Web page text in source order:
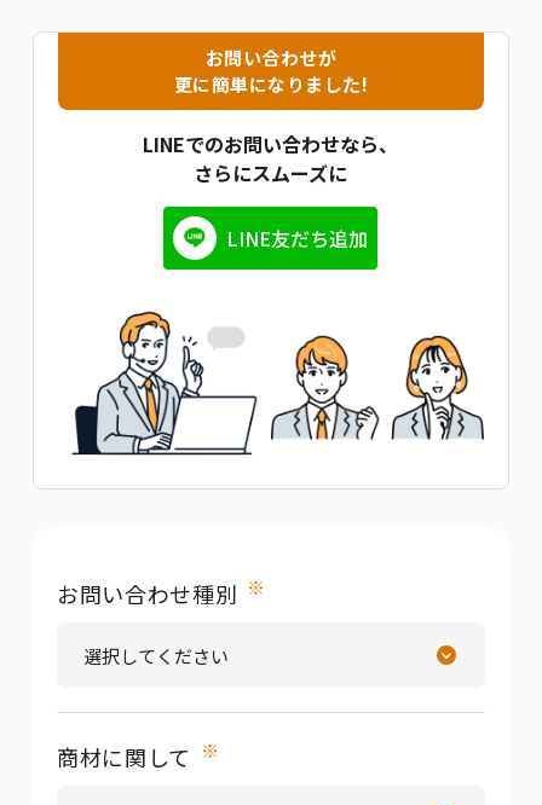
お問い合わせが
更に簡単になりました!
LINEでのお問い合わせなら、
さらにスムーズに
LINE友だち追加
お問い合わせ種別 ※
商材に関して ※